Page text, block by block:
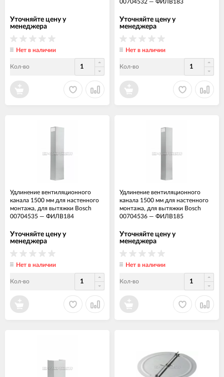
Уточняйте цену у
менеджера
Нет в наличии
Кол-во
00704532 — ФИЛВ183
Уточняйте цену у
менеджера
Нет в наличии
Кол-во
Удлинение вентиляционного
канала 1500 мм для настенного
монтажа, для вытяжки Bosch
00704535 — ФИЛВ184
Уточняйте цену у
менеджера
Нет в наличии
Кол-во
Удлинение вентиляционного
канала 1500 мм для настенного
монтажа, для вытяжки Bosch
00704536 — ФИЛВ185
Уточняйте цену у
менеджера
Нет в наличии
Кол-во